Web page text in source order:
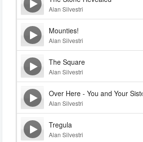
Alan Silvestri
Mounties!
Alan Silvestri
The Square
Alan Silvestri
Over Here - You and Your Sister
Alan Silvestri
Tregula
Alan Silvestri